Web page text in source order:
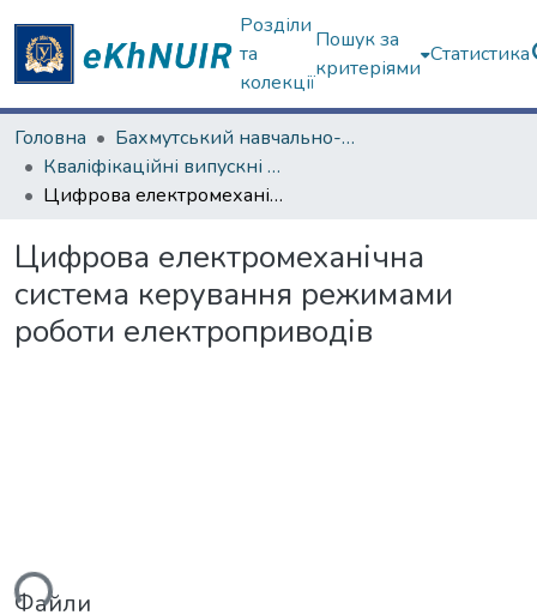
Розділи
та
колекції
Пошук за
критеріями
Статистика
Головна
Бахмутський навчально-науковий професійно-педагогічний інститут
Кваліфікаційні випускні роботи бакалаврів. Бахмутський навчально-науковий професійно-педагогічний інститут
Цифрова електромеханічна система керування режимами роботи електроприводів
Цифрова електромеханічна
система керування режимами
роботи електроприводів
Файли